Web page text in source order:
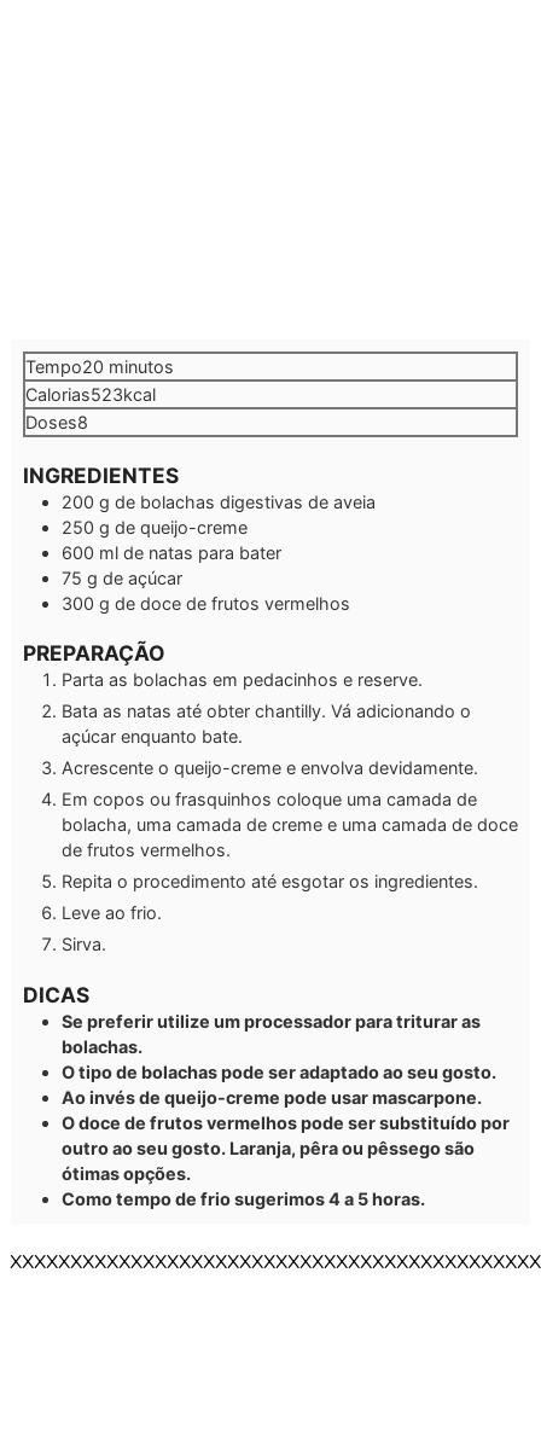
Tempo20 minutos
minutos
Calorias523kcal
Doses8
INGREDIENTES
200 g de bolachas digestivas de aveia
250 g de queijo-creme
600 ml de natas para bater
75 g de açúcar
300 g de doce de frutos vermelhos
PREPARAÇÃO
Parta as bolachas em pedacinhos e reserve.
Bata as natas até obter chantilly. Vá adicionando o
açúcar enquanto bate.
Acrescente o queijo-creme e envolva devidamente.
Em copos ou frasquinhos coloque uma camada de
bolacha, uma camada de creme e uma camada de doce
de frutos vermelhos.
Repita o procedimento até esgotar os ingredientes.
Leve ao frio.
Sirva.
DICAS
Se preferir utilize um processador para triturar as
bolachas.
O tipo de bolachas pode ser adaptado ao seu gosto.
Ao invés de queijo-creme pode usar mascarpone.
O doce de frutos vermelhos pode ser substituído por
outro ao seu gosto. Laranja, pêra ou pêssego são
ótimas opções.
Como tempo de frio sugerimos 4 a 5 horas.